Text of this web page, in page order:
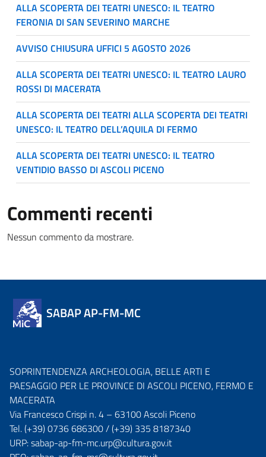
ALLA SCOPERTA DEI TEATRI UNESCO: IL TEATRO
FERONIA DI SAN SEVERINO MARCHE
AVVISO CHIUSURA UFFICI 5 AGOSTO 2026
ALLA SCOPERTA DEI TEATRI UNESCO: IL TEATRO LAURO
ROSSI DI MACERATA
ALLA SCOPERTA DEI TEATRI ALLA SCOPERTA DEI TEATRI
UNESCO: IL TEATRO DELL’AQUILA DI FERMO
ALLA SCOPERTA DEI TEATRI UNESCO: IL TEATRO
VENTIDIO BASSO DI ASCOLI PICENO
Commenti recenti
Nessun commento da mostrare.
SABAP AP-FM-MC
SOPRINTENDENZA ARCHEOLOGIA, BELLE ARTI E
PAESAGGIO PER LE PROVINCE DI ASCOLI PICENO, FERMO E
MACERATA
Via Francesco Crispi n. 4 – 63100 Ascoli Piceno
Tel.(+39) 0736 686300/(+39) 335 8187340
URP:sabap-ap-fm-mc.urp@cultura.gov.it